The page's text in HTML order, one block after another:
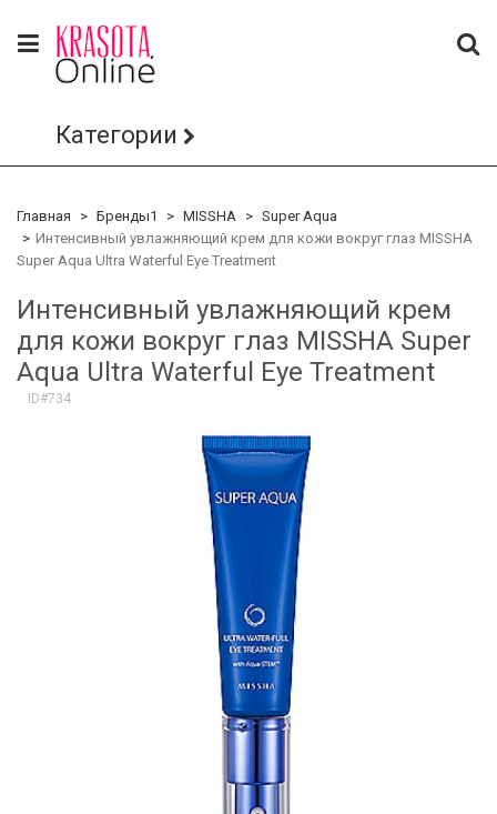
Категории
Главная Бренды1 MISSHA
Super Aqua
Интенсивный увлажняющий крем для кожи вокруг глаз MISSHA
Super Aqua Ultra Waterful Eye Treatment
Интенсивный увлажняющий крем
для кожи вокруг глаз MISSHA Super
Aqua Ultra Waterful Eye Treatment
ID#734